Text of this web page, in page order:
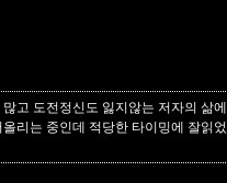
고 도전정신도 잃지않는 저자의 삶
리는 중인데 적당한 타이밍에 잘읽